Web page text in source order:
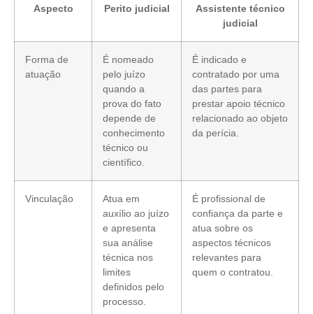
Aspecto Perito judicial
Assistente técnico
judicial
Forma de
atuação
É nomeado
pelo juízo
quando a
prova do fato
depende de
conhecimento
técnico ou
científico.
É indicado e
contratado por uma
das partes para
prestar apoio técnico
relacionado ao objeto
da perícia.
Vinculação
Atua em
auxílio ao juízo
e apresenta
sua análise
técnica nos
limites
definidos pelo
processo.
É profissional de
confiança da parte e
atua sobre os
aspectos técnicos
relevantes para
quem o contratou.